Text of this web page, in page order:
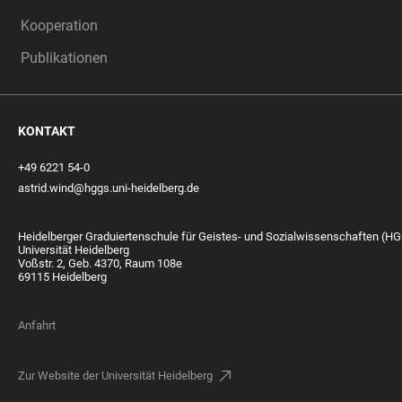
Kooperation
Publikationen
KONTAKT
+49 6221 54-0
astrid.wind@hggs.uni-heidelberg.de
Heidelberger Graduiertenschule für Geistes- und Sozialwissenschaften
Universität Heidelberg
Voßstr. 2, Geb. 4370, Raum 108e
69115 Heidelberg
Anfahrt
Zur Website der Universität Heidelberg